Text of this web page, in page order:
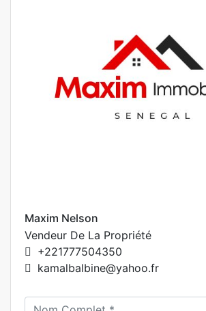
Maxim Nelson
Vendeur De La Propriété
+221777504350
kamalbalbine@yahoo.fr